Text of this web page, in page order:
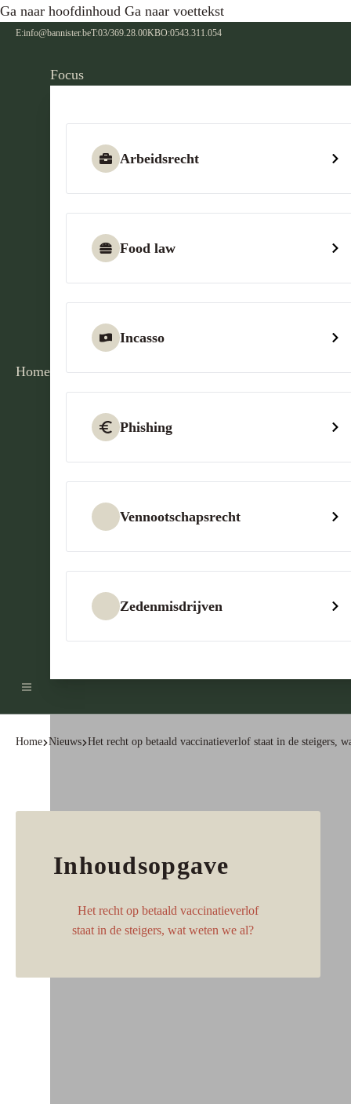
Ga naar hoofdinhoud Ga naar voettekst
E:info@bannister.beT:03/369.28.00KBO:0543.311.054
Home
Focus
Arbeidsrecht
Food law
Incasso
Phishing
Vennootschapsrecht
Zedenmisdrijven
Home Nieuws Het recht op betaald vaccinatieverlof staat in de steigers,
Inhoudsopgave
Het recht op betaald vaccinatieverlof
staat in de steigers, wat weten we al?